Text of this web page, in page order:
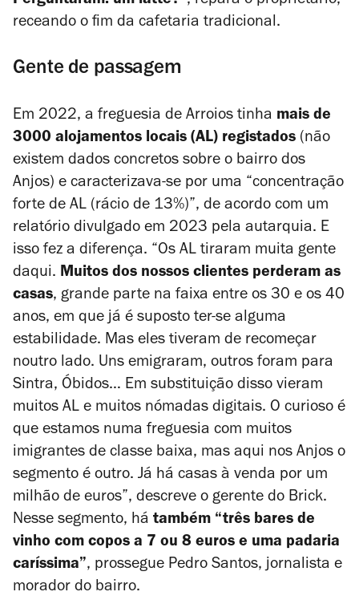
receando o fim da cafetaria tradicional.
Gente de passagem
Em 2022, a freguesia de Arroios tinha mais de
3000 alojamentos locais (AL) registados (não
existem dados concretos sobre o bairro dos
Anjos) e caracterizava-se por uma “concentração
forte de AL (rácio de 13%)”, de acordo com um
relatório divulgado em 2023 pela autarquia. E
isso fez a diferença. “Os AL tiraram muita gente
daqui. Muitos dos nossos clientes perderam as
casas, grande parte na faixa entre os 30 e os 40
anos, em que já é suposto ter-se alguma
estabilidade. Mas eles tiveram de recomeçar
noutro lado. Uns emigraram, outros foram para
Sintra, Óbidos… Em substituição disso vieram
muitos AL e muitos nómadas digitais. O curioso é
que estamos numa freguesia com muitos
imigrantes de classe baixa, mas aqui nos Anjos o
segmento é outro. Já há casas à venda por um
milhão de euros”, descreve o gerente do Brick.
Nesse segmento, há também “três bares de
vinho com copos a 7 ou 8 euros e uma padaria
caríssima”, prossegue Pedro Santos, jornalista e
morador do bairro.